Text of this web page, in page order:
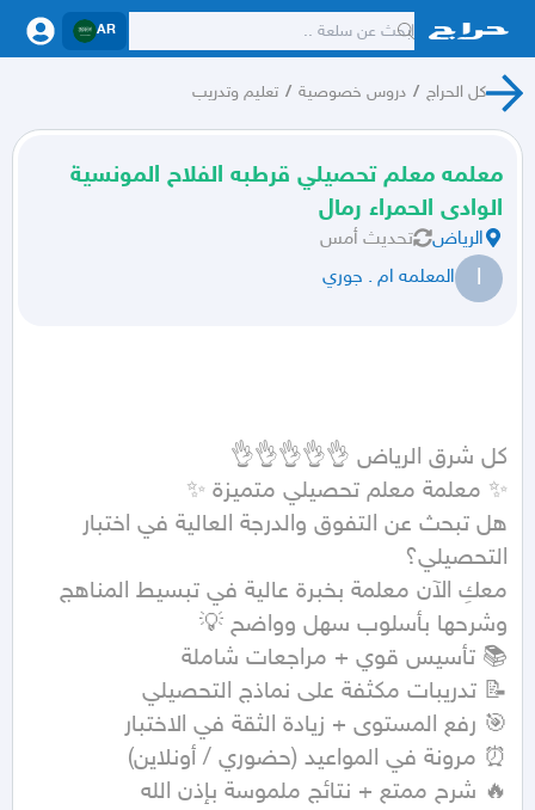
AR
كل الحراج / دروس خصوصية / تعليم وتدريب
معلمه معلم تحصيلي قرطبه الفلاح المونسية
الوادى الحمراء رمال
الرياض تحديث أمس
ا المعلمه ام . جوري